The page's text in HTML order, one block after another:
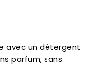
avec un détergent
parfum, sans